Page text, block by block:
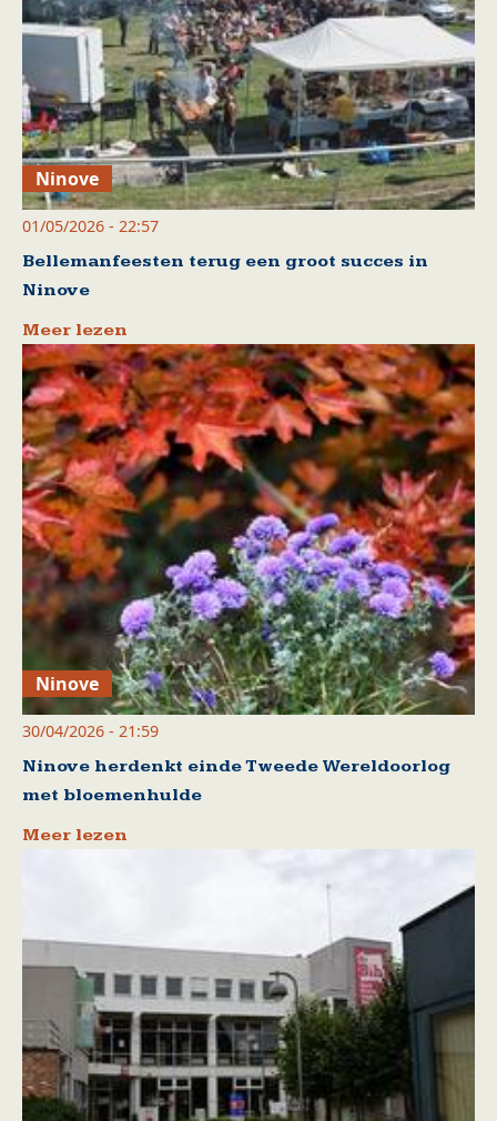
Ninove
01/05/2026 - 22:57
Bellemanfeesten terug een groot succes in
Ninove
Meer lezen
Ninove
30/04/2026 - 21:59
Ninove herdenkt einde Tweede Wereldoorlog
met bloemenhulde
Meer lezen